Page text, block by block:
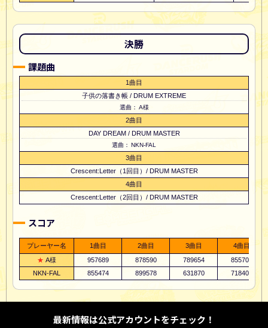
決勝
課題曲
1曲目
子供の落書き帳 / DRUM EXTREME
A様
2曲目
DAY DREAM / DRUM MASTER
NKN-FAL
3曲目
Crescent:Letter（1回目）/ DRUM MASTER
4曲目
Crescent:Letter（2回目）/ DRUM MASTER
スコア
プレーヤー名 1曲目 2曲目 3曲目
4曲目
A様
957689 878590 789654
855706
NKN-FAL
855474 899578 631870 718404
最新情報は公式アカウントをチェック！